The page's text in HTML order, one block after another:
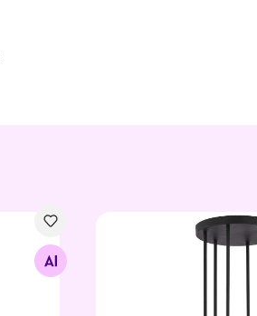
Laevalgusti Vilar 6